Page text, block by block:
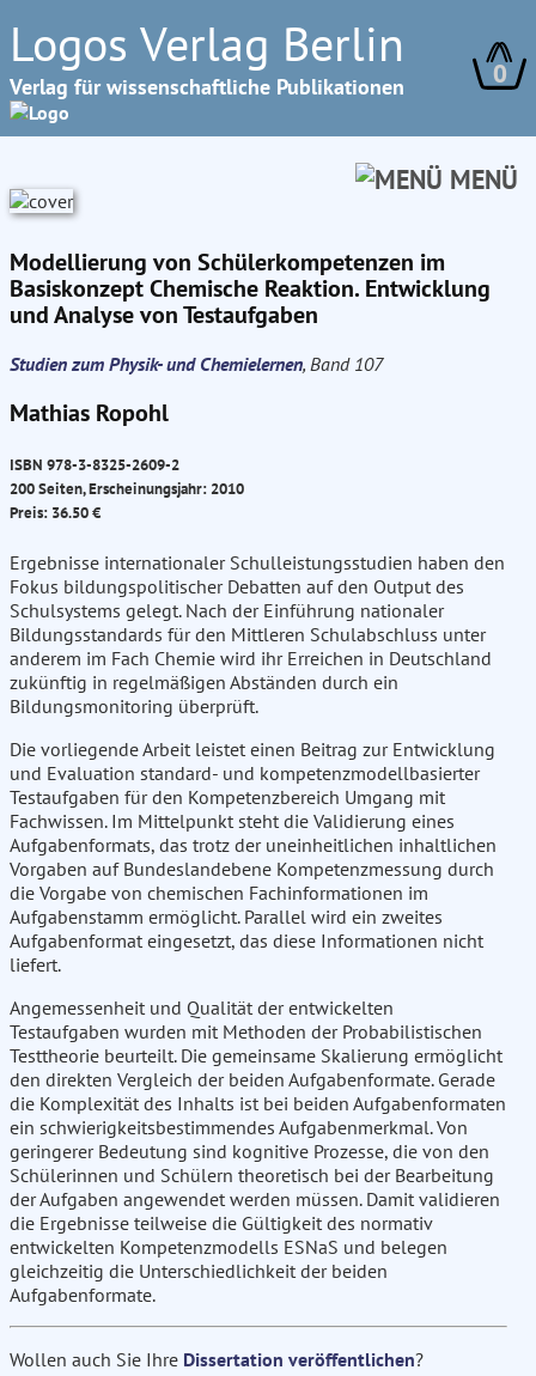
Logos Verlag Berlin
Verlag für wissenschaftliche Publikationen 0
MENÜ
Modellierung von Schülerkompetenzen im
Basiskonzept Chemische Reaktion. Entwicklung
und Analyse von Testaufgaben
Studien zum Physik- und Chemielernen, Band 107
Mathias Ropohl
ISBN 978-3-8325-2609-2
200 Seiten, Erscheinungsjahr: 2010
Preis: 36.50 €
Ergebnisse internationaler Schulleistungsstudien haben den
Fokus bildungspolitischer Debatten auf den Output des
Schulsystems gelegt. Nach der Einführung nationaler
Bildungsstandards für den Mittleren Schulabschluss unter
anderem im Fach Chemie wird ihr Erreichen in Deutschland
zukünftig in regelmäßigen Abständen durch ein
Bildungsmonitoring überprüft.
Die vorliegende Arbeit leistet einen Beitrag zur Entwicklung
und Evaluation standard- und kompetenzmodellbasierter
Testaufgaben für den Kompetenzbereich Umgang mit
Fachwissen. Im Mittelpunkt steht die Validierung eines
Aufgabenformats, das trotz der uneinheitlichen inhaltlichen
Vorgaben auf Bundeslandebene Kompetenzmessung durch
die Vorgabe von chemischen Fachinformationen im
Aufgabenstamm ermöglicht. Parallel wird ein zweites
Aufgabenformat eingesetzt, das diese Informationen nicht
liefert.
Angemessenheit und Qualität der entwickelten
Testaufgaben wurden mit Methoden der Probabilistischen
Testtheorie beurteilt. Die gemeinsame Skalierung ermöglicht
den direkten Vergleich der beiden Aufgabenformate. Gerade
die Komplexität des Inhalts ist bei beiden Aufgabenformaten
ein schwierigkeitsbestimmendes Aufgabenmerkmal. Von
geringerer Bedeutung sind kognitive Prozesse, die von den
Schülerinnen und Schülern theoretisch bei der Bearbeitung
der Aufgaben angewendet werden müssen. Damit validieren
die Ergebnisse teilweise die Gültigkeit des normativ
entwickelten Kompetenzmodells ESNaS und belegen
gleichzeitig die Unterschiedlichkeit der beiden
Aufgabenformate.
Wollen auch Sie Ihre Dissertation veröffentlichen?